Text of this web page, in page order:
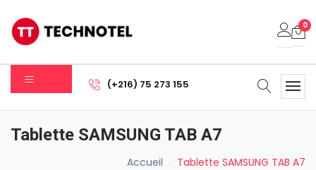
0
Votre panier est vide.
Sous-total: 0.000DT
Voir Le Panier Commander
(+216) 75 273 155
Tablette SAMSUNG TAB A7
Accueil Tablette SAMSUNG TAB A7